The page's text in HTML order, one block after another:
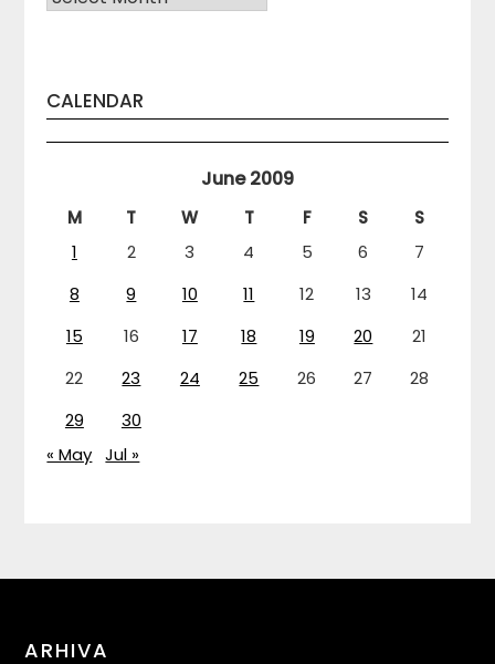
CALENDAR
June 2009
M T W T F S
S
1
2 3 4 5 6
7
8
9 10 11 12 13
14
15
16 17 18 19 20
21
22
23 24 25 26 27
28
29
30
« May Jul »
ARHIVA